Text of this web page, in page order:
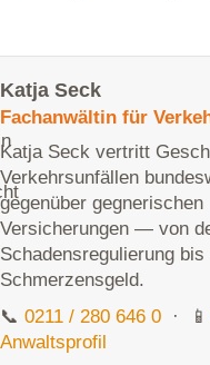
Katja Seck
Fachanwältin für
Katja Seck vertritt
Verkehrsunfällen
gegenüber gegnerischen
Versicherungen — von
Schadensregulierung bis
Schmerzensgeld.
📞 0211 / 280 646 0 · 📱
Anwaltsprofil